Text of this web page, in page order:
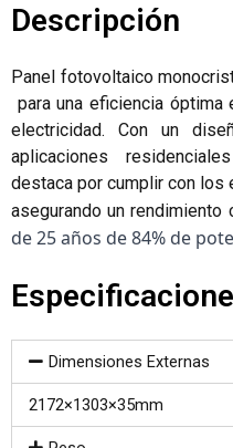
Descripción
Panel fotovoltaico
para una eficiencia
electricidad. Con un
aplicaciones
destaca por cumplir con los
asegurando un
de 25 años de 84% de
Dimensiones Externas
2172×1303×35mm